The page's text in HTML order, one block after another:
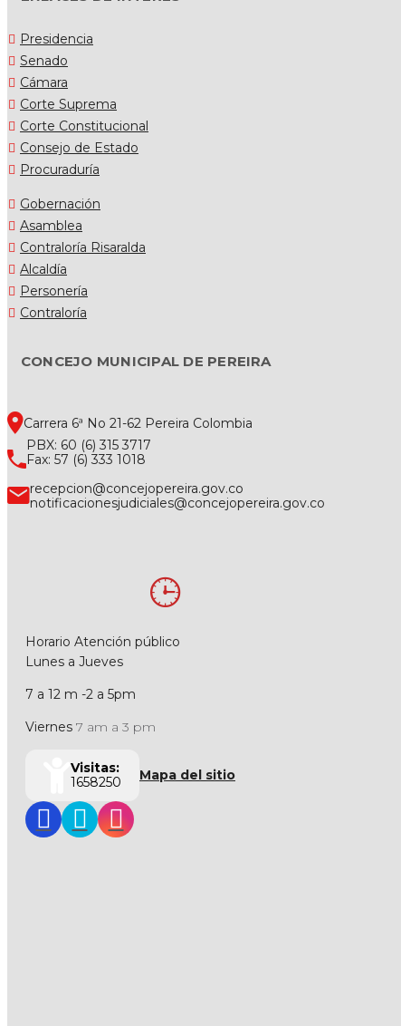
Presidencia
Senado
Cámara
Corte Suprema
Corte Constitucional
Consejo de Estado
Procuraduría
Gobernación
Asamblea
Contraloría Risaralda
Alcaldía
Personería
Contraloría
CONCEJO MUNICIPAL DE PEREIRA
Carrera 6ª No 21-62 Pereira Colombia
PBX: 60 (6) 315 3717
Fax: 57 (6) 333 1018
recepcion@concejopereira.gov.co
notificacionesjudiciales@concejopereira.gov.co
Horario Atención público
Lunes a Jueves
7 a 12 m -2 a 5pm
Viernes 7 am a 3 pm
Visitas:
1658250
Mapa del sitio